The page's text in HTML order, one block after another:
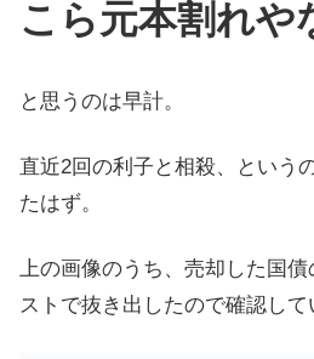
こら元本割れや
と思うのは早計。
直近2回の利子と相殺、という
たはず。
上の画像のうち、売却した国
ストで抜き出したので確認して